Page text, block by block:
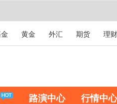
黄金 外汇 期货 理财
路演中心 行情中心